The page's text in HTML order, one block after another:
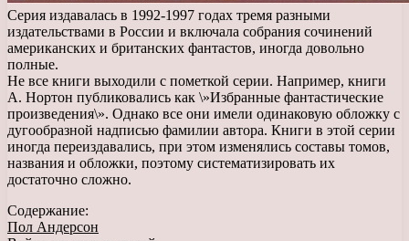
Серия издавалась в 1992-1997 годах тремя разными
издательствами в России и включала собрания сочинений
американских и британских фантастов, иногда довольно
полные.
Не все книги выходили с пометкой серии. Например, книги
А. Нортон публиковались как \»Избранные фантастические
произведения\». Однако все они имели одинаковую обложку с
дугообразной надписью фамилии автора. Книги в этой серии
иногда переиздавались, при этом изменялись составы томов,
названия и обложки, поэтому систематизировать их
достаточно сложно.
Содержание:
Пол Андерсон